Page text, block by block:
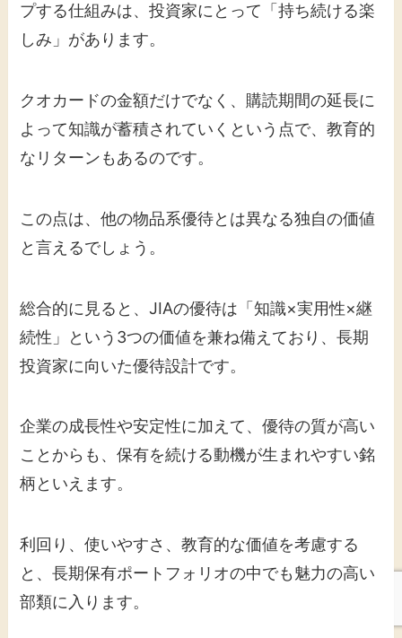
プする仕組みは、投資家にとって「持ち続ける楽
しみ」があります。
クオカードの金額だけでなく、購読期間の延長に
よって知識が蓄積されていくという点で、教育的
なリターンもあるのです。
この点は、他の物品系優待とは異なる独自の価値
と言えるでしょう。
総合的に見ると、JIAの優待は「知識×実用性×継
続性」という3つの価値を兼ね備えており、長期
投資家に向いた優待設計です。
企業の成長性や安定性に加えて、優待の質が高い
ことからも、保有を続ける動機が生まれやすい銘
柄といえます。
利回り、使いやすさ、教育的な価値を考慮する
と、長期保有ポートフォリオの中でも魅力の高い
部類に入ります。